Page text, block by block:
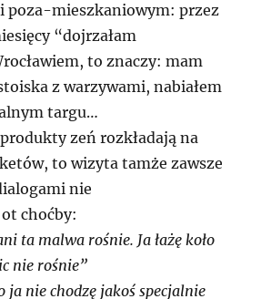
poza-mieszkaniowym: przez
“dojrzałam
to znaczy: mam
z warzywami, nabiałem
targu…
zeń rozkładają na
to wizyta tamże zawsze
nie
choćby:
ta malwa rośnie. Ja łażę koło
nie rośnie”
ja nie chodzę jakoś specjalnie